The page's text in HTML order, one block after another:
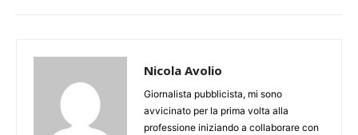
Nicola Avolio
Giornalista pubblicista, mi sono
avvicinato per la prima volta alla
professione iniziando a collaborare con